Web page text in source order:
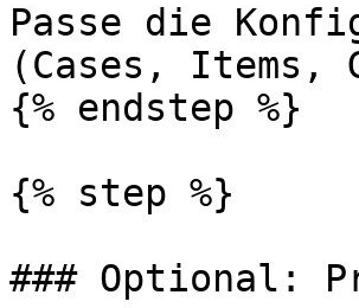
Passe die
(Cases, Items,
{% endstep %}
{% step %}
### Optional: